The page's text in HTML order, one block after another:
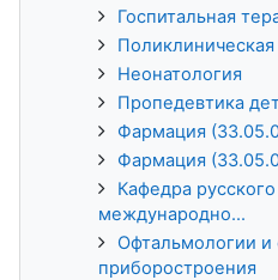
Госпитальная
Поликлиническая
Неонатология
Пропедевтика
Фармация
Фармация
Кафедра
международно...
Офтальмологии и
приборостроения